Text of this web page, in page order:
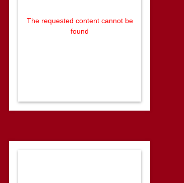
The requested content cannot be
found